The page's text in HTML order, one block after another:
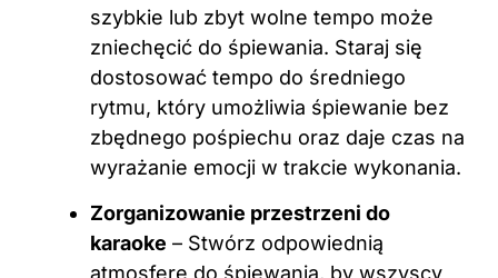
szybkie lub zbyt wolne tempo może
zniechęcić do śpiewania. Staraj się
dostosować tempo do średniego
rytmu, który umożliwia śpiewanie bez
zbędnego pośpiechu oraz daje czas na
wyrażanie emocji w trakcie wykonania.
Zorganizowanie przestrzeni do
karaoke – Stwórz odpowiednią
atmosferę do śpiewania, by wszyscy